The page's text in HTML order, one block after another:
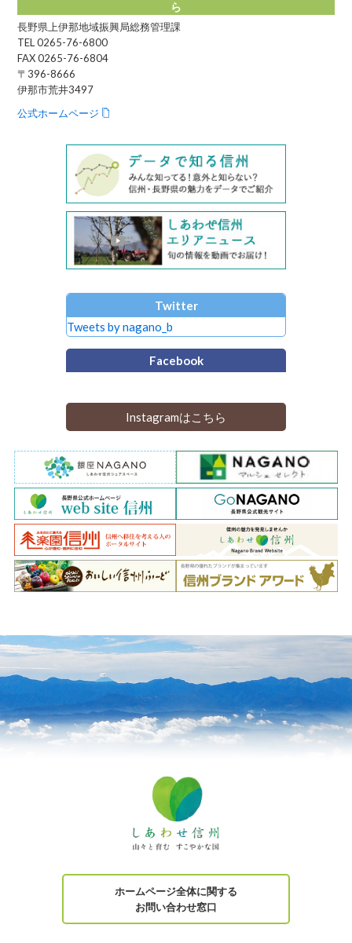
ら
長野県上伊那地域振興局総務管理課
TEL 0265-76-6800
FAX 0265-76-6804
〒396-8666
伊那市荒井3497
公式ホームページ
Twitter
Tweets by nagano_b
Facebook
Instagramはこちら
ホームページ全体に関する
お問い合わせ窓口